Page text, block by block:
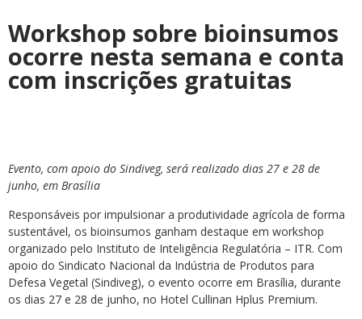
Workshop sobre bioinsumos
ocorre nesta semana e conta
com inscrições gratuitas
Evento, com apoio do Sindiveg, será realizado dias 27 e 28 de
junho, em Brasília
Responsáveis por impulsionar a produtividade agrícola de forma
sustentável, os bioinsumos ganham destaque em workshop
organizado pelo Instituto de Inteligência Regulatória – ITR. Com
apoio do Sindicato Nacional da Indústria de Produtos para
Defesa Vegetal (Sindiveg), o evento ocorre em Brasília, durante
os dias 27 e 28 de junho, no Hotel Cullinan Hplus Premium.